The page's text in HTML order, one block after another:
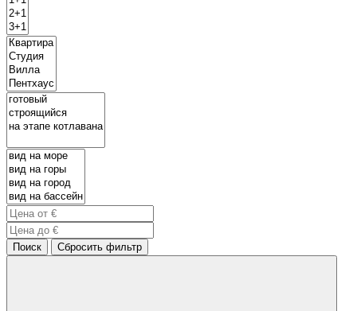
Поиск Сбросить фильтр